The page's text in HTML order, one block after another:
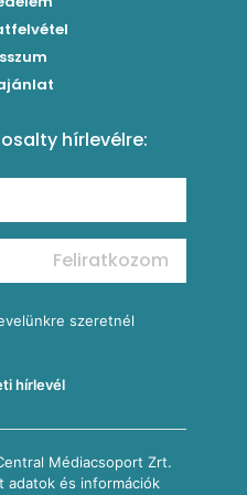
hírlevélre:
Feliratkozom
szeretnél
hírlevél
Médiacsoport Zrt.
adatok és információk